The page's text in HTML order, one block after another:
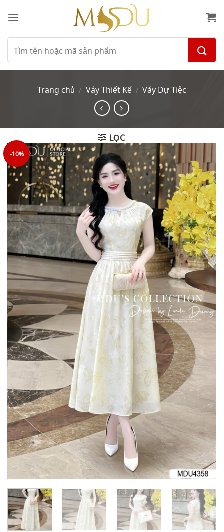
qua
dungTìm
kiếm:
Trang chủ / Váy Thiết Kế / Váy Dự Tiệc
LỌC
-10%